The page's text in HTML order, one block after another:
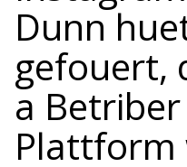
Dunn
gefouert,
a
Plattform